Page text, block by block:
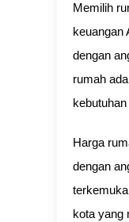
Memilih
keuangan
dengan
rumah
Harga
dengan
kota yang